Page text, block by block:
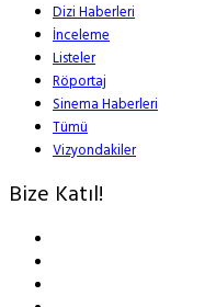
Dizi Haberleri
İnceleme
Listeler
Röportaj
Sinema Haberleri
Tümü
Vizyondakiler
Bize Katıl!